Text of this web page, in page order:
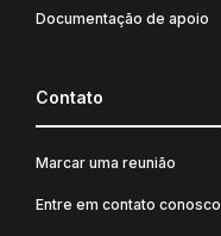
Documentação de apoio
Contato
Marcar uma reunião
Entre em contato conosco